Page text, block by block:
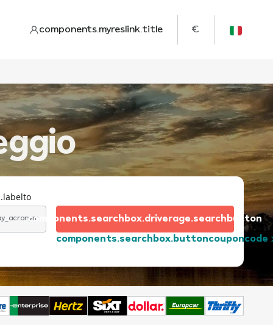
components.myreslink.title €
components.searchbox.buttoncouponcode
components.searchbox.driverage.searchbutton